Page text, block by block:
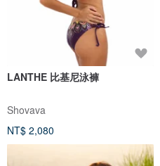
LANTHE 比基尼泳褲
Shovava
NT$ 2,080